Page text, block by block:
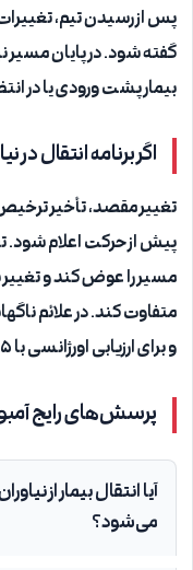
پس از رسیدن تیم،
گفته شود. در پایان مسیر
بیمار پشت ورودی یا در
اگر برنامه انتقال در
تغییر مقصد، تأخیر ترخیص
پیش از حرکت اعلام
مسیر را عوض کند و
متفاوت کند. در علائم
و برای ارزیابی اورژانسی با ۱۱۵ تماس بگیرید.
پرسش‌های رایج
آیا انتقال بیمار از
می‌شود؟